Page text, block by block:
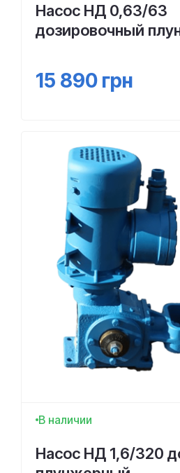
Насос НД 0,63/63
дозировочный
15 890 грн
В наличии
Насос НД 1,6/320